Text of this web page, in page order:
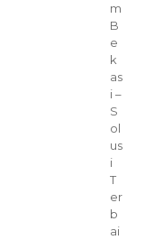
m
B
e
k
as
i –
S
ol
us
i
T
er
b
ai